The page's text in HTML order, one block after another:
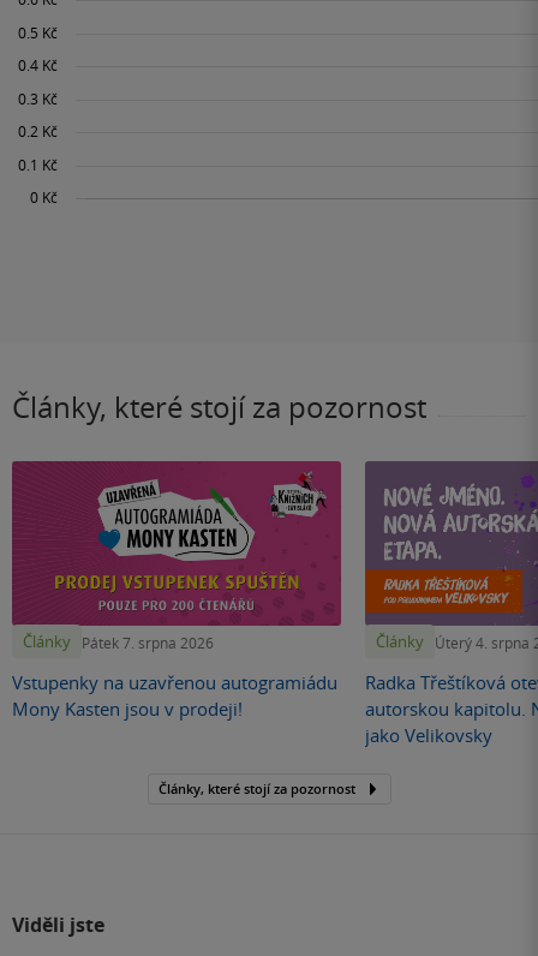
Články, které stojí za pozornost
Články Pátek 7. srpna 2026
Vstupenky na uzavřenou autogramiádu
Mony Kasten jsou v prodeji!
Články Úterý 4. srpna
Radka Třeštíková
autorskou kapitolu.
jako Velikovsky
Články, které stojí za pozornost
Viděli jste